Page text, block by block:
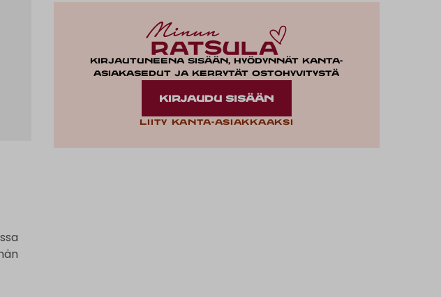
Kirjautuneena sisään, hyödynnät kanta-
asiakasedut ja kerrytät ostohyvitystä
KIRJAUDU SISÄÄN
Liity kanta-asiakkaaksi